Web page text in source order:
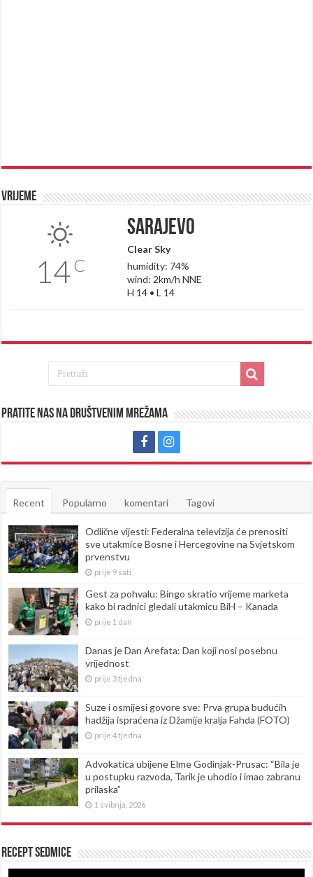
Vrijeme
14C
Sarajevo
Clear Sky
humidity: 74%
wind: 2km/h NNE
H 14 • L 14
Pratite nas na društvenim mrežama
Recent Popularno komentari Tagovi
Odlične vijesti: Federalna televizija će prenositi
sve utakmice Bosne i Hercegovine na Svjetskom
prvenstvu
prije 9 sati
Gest za pohvalu: Bingo skratio vrijeme marketa
kako bi radnici gledali utakmicu BiH – Kanada
prije 1 dan
Danas je Dan Arefata: Dan koji nosi posebnu
vrijednost
prije 3 tjedna
Suze i osmijesi govore sve: Prva grupa budućih
hadžija ispraćena iz Džamije kralja Fahda (FOTO)
prije 4 tjedna
Advokatica ubijene Elme Godinjak-Prusac: “Bila je
u postupku razvoda, Tarik je uhodio i imao zabranu
prilaska”
1 svibnja, 2026
Recept sedmice